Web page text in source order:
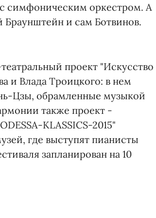
с симфоническим оркестром. А
и сам Ботвинов.
проект "Искусство
и Влада Троицкого: в нем
Цзы, обрамленные музыкой
также проект -
KLASSICS-2015"
где выступят пианисты
запланирован на 10